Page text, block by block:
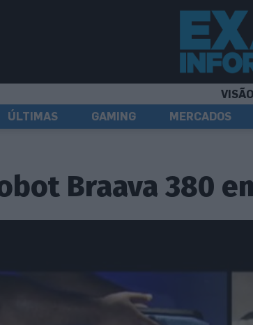
VISÃO
ÚLTIMAS
GAMING MERCADOS
Braava 380